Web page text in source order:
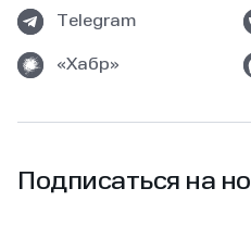
Telegram
«Хабр»
Подписаться на